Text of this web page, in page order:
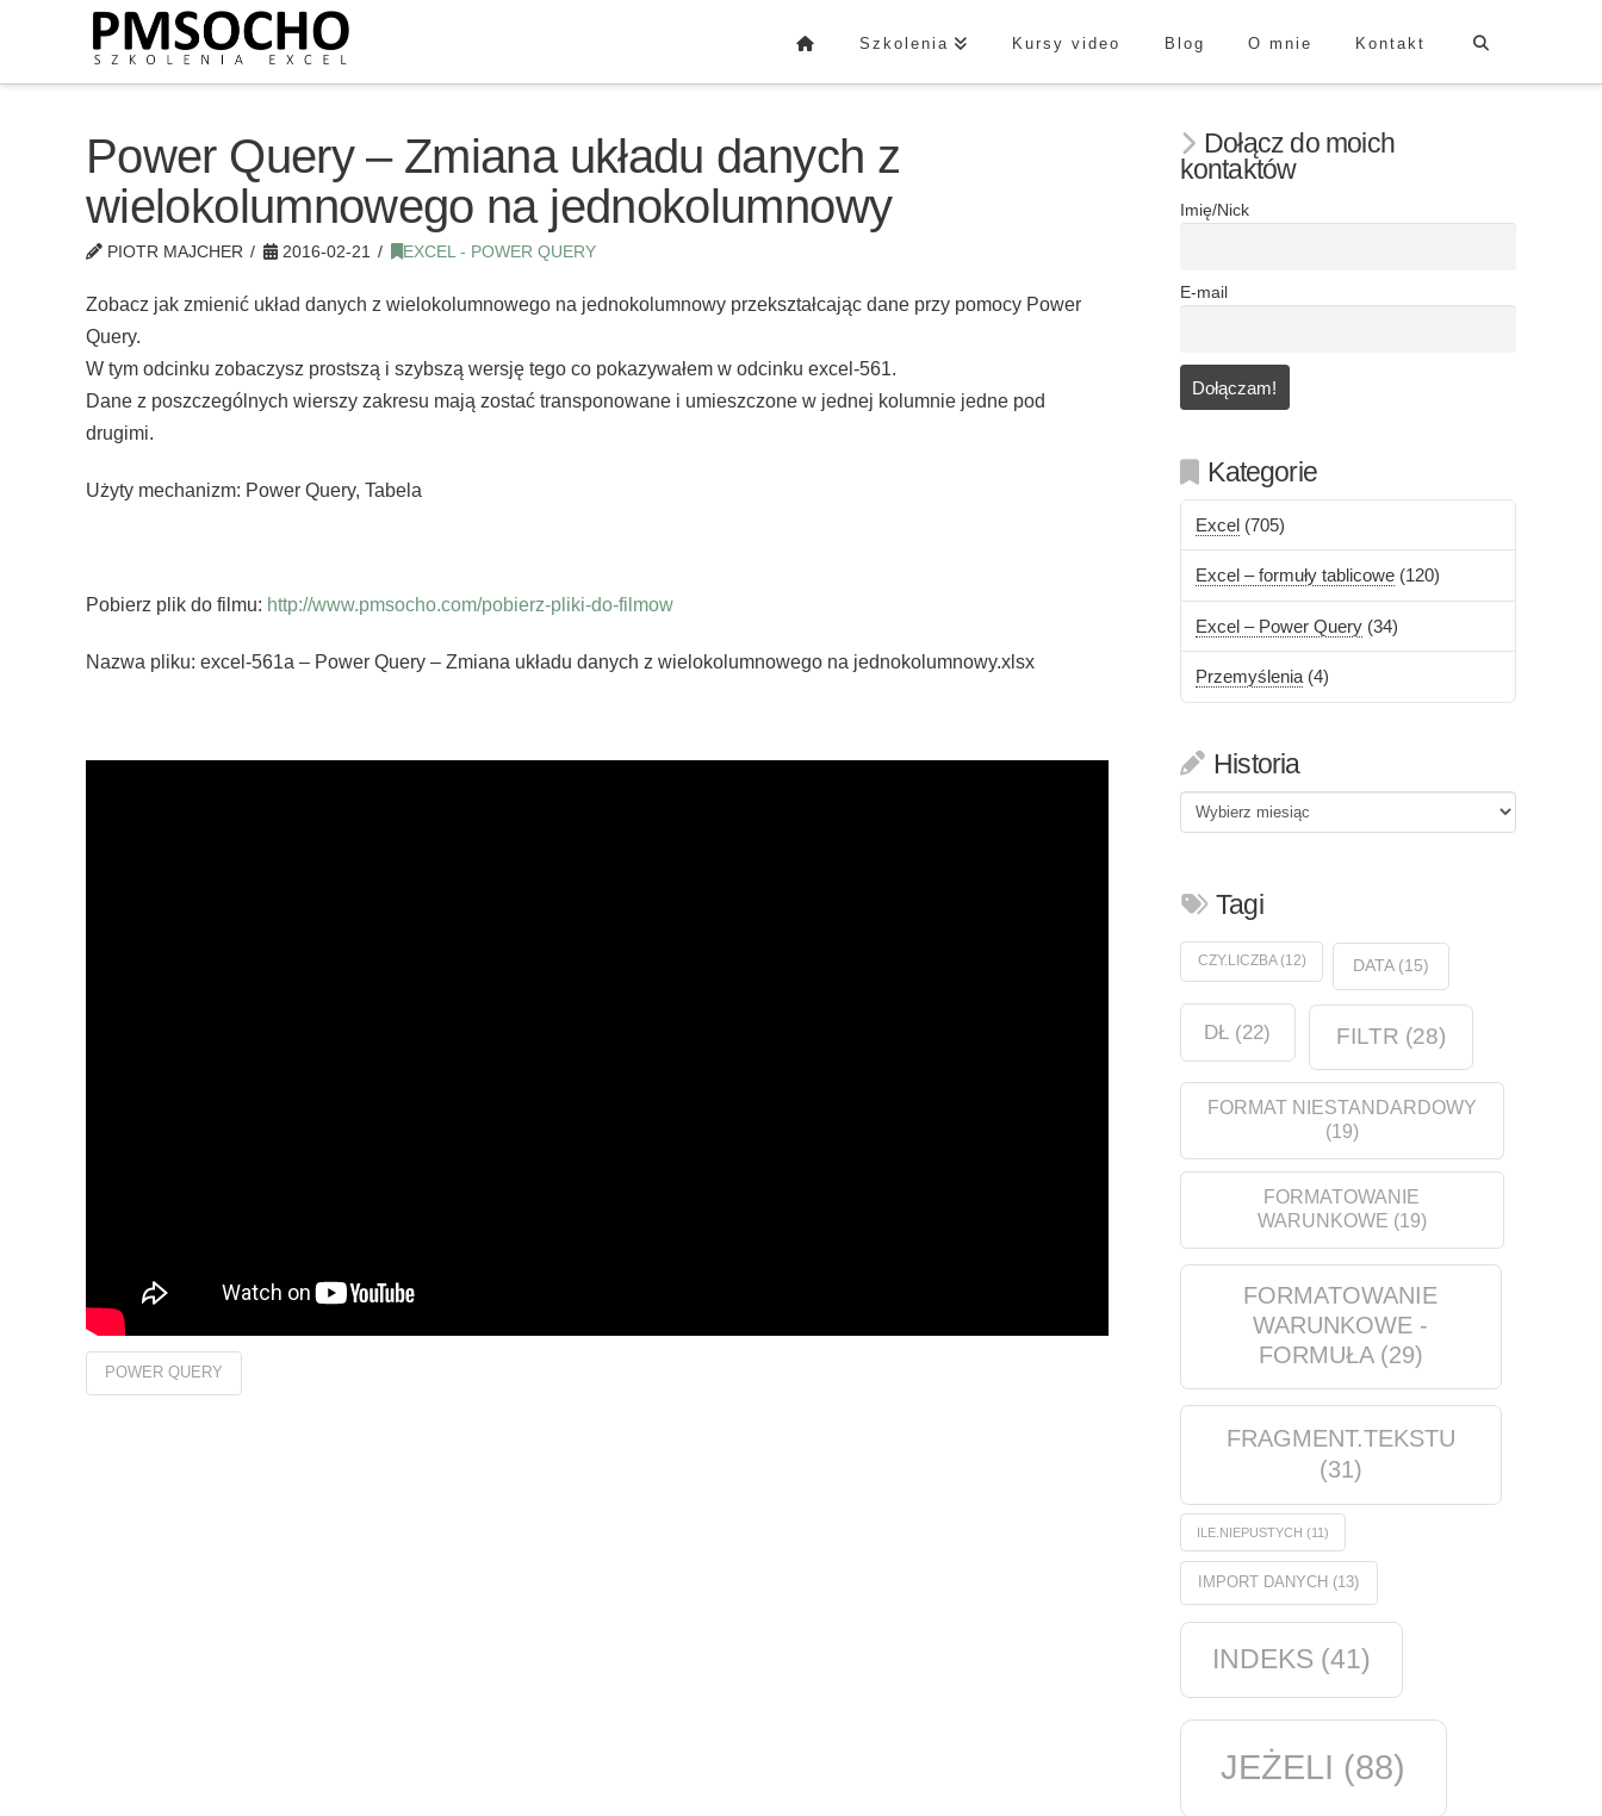
Szkolenia Kursy video Blog O mnie Kontakt
Power Query – Zmiana układu danych z
wielokolumnowego na jednokolumnowy
PIOTR MAJCHER 2016-02-21 EXCEL - POWER QUERY
Zobacz jak zmienić układ danych z wielokolumnowego na jednokolumnowy przekształcając dane przy pomocy Power
Query.
W tym odcinku zobaczysz prostszą i szybszą wersję tego co pokazywałem w odcinku excel-561.
Dane z poszczególnych wierszy zakresu mają zostać transponowane i umieszczone w jednej kolumnie jedne pod
drugimi.
Użyty mechanizm: Power Query, Tabela
Pobierz plik do filmu: http://www.pmsocho.com/pobierz-pliki-do-filmow
Nazwa pliku: excel-561a – Power Query – Zmiana układu danych z wielokolumnowego na jednokolumnowy.xlsx
POWER QUERY
Dołącz do moich
kontaktów
Imię/Nick
E-mail
Kategorie
Excel (705)
Excel – formuły tablicowe (120)
Excel – Power Query (34)
Przemyślenia (4)
Historia
Historia
Tagi
CZY.LICZBA(12) DATA(15)
DŁ (22) FILTR (28)
FORMAT NIESTANDARDOWY
(19)
FORMATOWANIE
WARUNKOWE (19)
FORMATOWANIE
WARUNKOWE -
FORMUŁA(29)
FRAGMENT.TEKSTU
(31)
ILE.NIEPUSTYCH (11)
IMPORT DANYCH (13)
INDEKS (41)
JEŻELI (88)